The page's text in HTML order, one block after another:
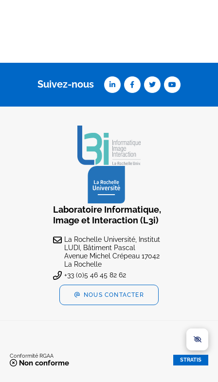
Suivez-nous
Laboratoire Informatique,
Image et Interaction (L3i)
La Rochelle Université, Institut
LUDI, Bâtiment Pascal
Avenue Michel Crépeau 17042
La Rochelle
+33 (0)5 46 45 82 62
NOUS CONTACTER
Conformité RGAA
Non conforme STRATIS